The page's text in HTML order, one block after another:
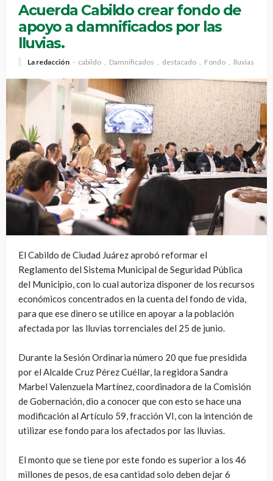
Acuerda Cabildo crear fondo de
apoyo a damnificados por las
lluvias.
La redacción cabildo Damnificados destacado Fondo lluvias
El Cabildo de Ciudad Juárez aprobó reformar el
Reglamento del Sistema Municipal de Seguridad Pública
del Municipio, con lo cual autoriza disponer de los recursos
económicos concentrados en la cuenta del fondo de vida,
para que ese dinero se utilice en apoyar a la población
afectada por las lluvias torrenciales del 25 de junio.
Durante la Sesión Ordinaria número 20 que fue presidida
por el Alcalde Cruz Pérez Cuéllar, la regidora Sandra
Marbel Valenzuela Martínez, coordinadora de la Comisión
de Gobernación, dio a conocer que con esto se hace una
modificación al Artículo 59, fracción VI, con la intención de
utilizar ese fondo para los afectados por las lluvias.
El monto que se tiene por este fondo es superior a los 46
millones de pesos, de esa cantidad solo deben dejar 6